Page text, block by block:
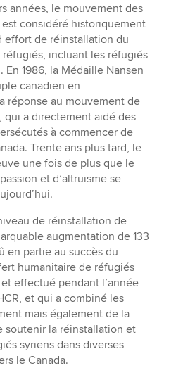
années, le mouvement des
considéré historiquement
effort de réinstallation du
réfugiés, incluant les réfugiés
En 1986, la Médaille Nansen
canadien en
réponse au mouvement de
qui a directement aidé des
à commencer de
Trente ans plus tard, le
une fois de plus que le
et d’altruisme se
de réinstallation de
augmentation de 133
en partie au succès du
humanitaire de réfugiés
effectué pendant l’année
et qui a combiné les
mais également de la
soutenir la réinstallation et
syriens dans diverses
le Canada.